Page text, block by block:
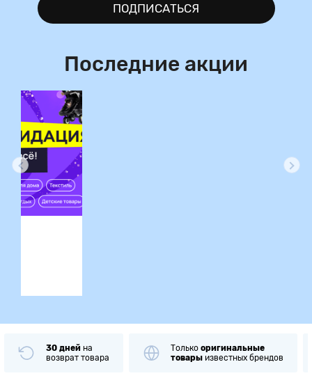
ПОДПИСАТЬСЯ
Последние акции
30 дней на
возврат товара
Только оригинальные
товары известных брендов